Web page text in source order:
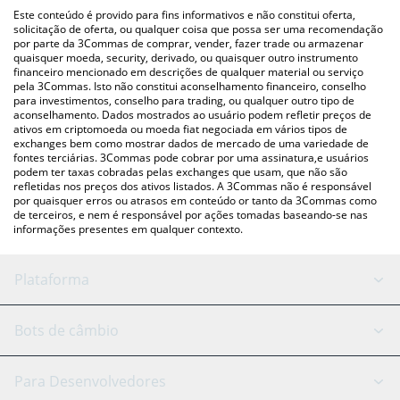
acima para verificar o último preço de Redbrick nas principais
moedas fiat e criptográficas.
Este conteúdo é provido para fins informativos e não constitui oferta,
solicitação de oferta, ou qualquer coisa que possa ser uma recomendação
por parte da 3Commas de comprar, vender, fazer trade ou armazenar
quaisquer moeda, security, derivado, ou quaisquer outro instrumento
financeiro mencionado em descrições de qualquer material ou serviço
pela 3Commas. Isto não constitui aconselhamento financeiro, conselho
para investimentos, conselho para trading, ou qualquer outro tipo de
aconselhamento. Dados mostrados ao usuário podem refletir preços de
ativos em criptomoeda ou moeda fiat negociada em vários tipos de
exchanges bem como mostrar dados de mercado de uma variedade de
fontes terciárias. 3Commas pode cobrar por uma assinatura,e usuários
podem ter taxas cobradas pelas exchanges que usam, que não são
refletidas nos preços dos ativos listados. A 3Commas não é responsável
por quaisquer erros ou atrasos em conteúdo or tanto da 3Commas como
de terceiros, e nem é responsável por ações tomadas baseando-se nas
informações presentes em qualquer contexto.
Plataforma
Bot GRID
Bots de câmbio
Binance
Para Desenvolvedores